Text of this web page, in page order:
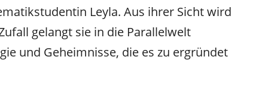
Leyla. Aus ihrer Sicht wird
gelangt sie in die Parallelwelt
und Geheimnisse, die es zu ergründet